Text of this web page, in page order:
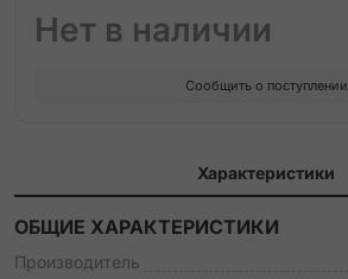
Нет в наличии
Сообщить о поступлении
Характеристики
ОБЩИЕ ХАРАКТЕРИСТИКИ
Производитель